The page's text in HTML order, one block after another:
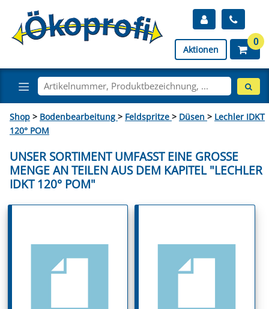
Aktionen
0
Shop > Bodenbearbeitung > Feldspritze > Düsen > Lechler IDKT
120° POM
UNSER SORTIMENT UMFASST EINE GROSSE M
ENGE AN TEILEN AUS DEM KAPITEL "LECHLER I
DKT 120° POM"